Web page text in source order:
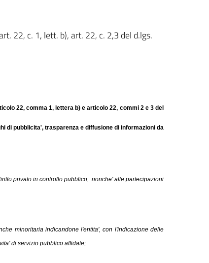
22, c. 1, lett. b), art. 22, c. 2,3 del d.lgs.
22, comma 1, lettera b) e articolo 22, commi 2 e 3 del
di pubblicita', trasparenza e diffusione di informazioni da
privato in controllo pubblico, nonche' alle partecipazioni
minoritaria indicandone l'entita', con l'indicazione delle
di servizio pubblico affidate;